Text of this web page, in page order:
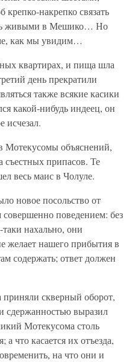
накрепко связать
живыми в Мешико… Но
как мы увидим…
квартирах, и пища шла
день прекратили
также всякие касики
какой-нибудь индеец, он
исчезал.
Мотекусомы объяснений,
съестных припасов. Те
весь маис в Чолуле.
новое посольство от
поведением: без
нахально, они
желает нашего прибытия в
содержать; ответ должен
приняли скверный оборот,
сдержанностью выразил
Мотекусома столь
а что касается их отъезда,
на что они и